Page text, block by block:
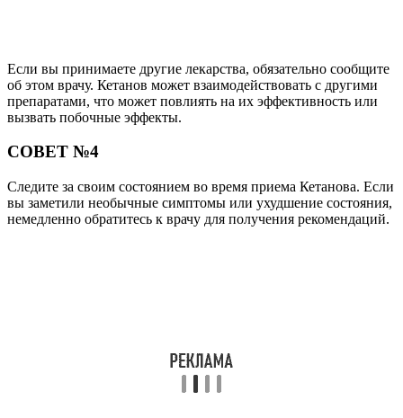
Если вы принимаете другие лекарства, обязательно сообщите
об этом врачу. Кетанов может взаимодействовать с другими
препаратами, что может повлиять на их эффективность или
вызвать побочные эффекты.
СОВЕТ №4
Следите за своим состоянием во время приема Кетанова. Если
вы заметили необычные симптомы или ухудшение состояния,
немедленно обратитесь к врачу для получения рекомендаций.